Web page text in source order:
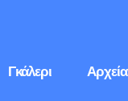
Γκάλερι Αρχεία